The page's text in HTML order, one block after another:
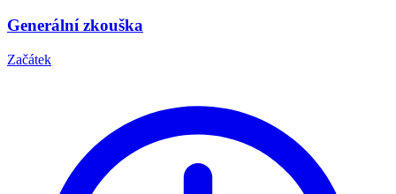
Generální zkouška
Začátek